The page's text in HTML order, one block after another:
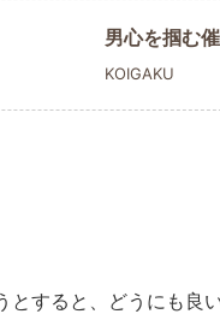
男心を掴む
KOIGAKU
とすると、どうにも良